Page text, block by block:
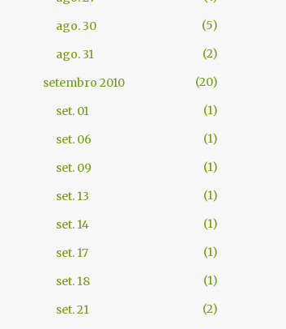
ago. 30
5
ago. 31
2
setembro 2010
20
set. 01
1
set. 06
1
set. 09
1
set. 13
1
set. 14
1
set. 17
1
set. 18
1
set. 21
2